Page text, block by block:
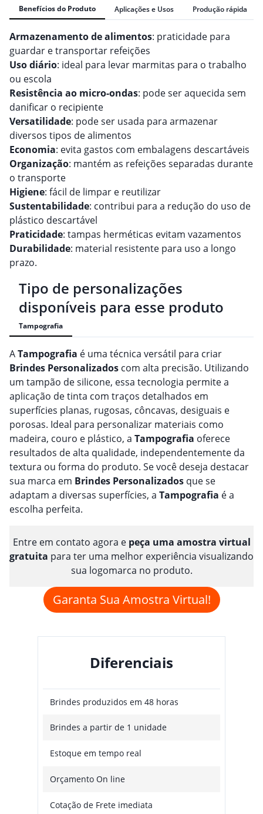
Benefícios do Produto Aplicações e Usos Produção rápida
Armazenamento de alimentos: praticidade para
guardar e transportar refeições
Uso diário: ideal para levar marmitas para o trabalho
ou escola
Resistência ao micro-ondas: pode ser aquecida sem
danificar o recipiente
Versatilidade: pode ser usada para armazenar
diversos tipos de alimentos
Economia: evita gastos com embalagens descartáveis
Organização: mantém as refeições separadas durante
o transporte
Higiene: fácil de limpar e reutilizar
Sustentabilidade: contribui para a redução do uso de
plástico descartável
Praticidade: tampas herméticas evitam vazamentos
Durabilidade: material resistente para uso a longo
prazo.
Tipo de personalizações
disponíveis para esse produto
Tampografia
ATampografia é uma técnica versátil para criar
Brindes Personalizados com alta precisão. Utilizando
um tampão de silicone, essa tecnologia permite a
aplicação de tinta com traços detalhados em
superfícies planas, rugosas, côncavas, desiguais e
porosas. Ideal para personalizar materiais como
madeira, couro e plástico, a Tampografia oferece
resultados de alta qualidade, independentemente da
textura ou forma do produto. Se você deseja destacar
sua marca em Brindes Personalizados que se
adaptam a diversas superfícies, a Tampografia é a
escolha perfeita.
Entre em contato agora e peça uma amostra virtual
gratuita para ter uma melhor experiência visualizando
sua logomarca no produto.
Garanta Sua Amostra Virtual!
Diferenciais
Brindes produzidos em 48 horas
Brindes a partir de 1 unidade
Estoque em tempo real
Orçamento On line
Cotação de Frete imediata